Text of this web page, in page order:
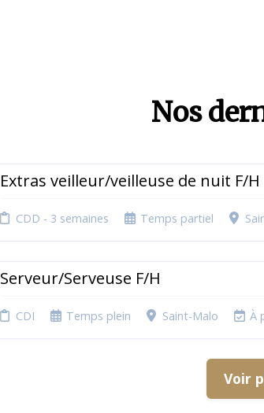
Nos
Extras veilleur/veilleuse de nuit F/H
CDD - 3 semaines Temps partiel
Serveur/Serveuse F/H
CDI Temps plein Saint-Malo À
Voir